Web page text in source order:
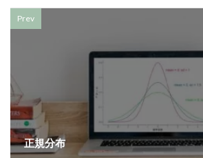
Prev
正規分布